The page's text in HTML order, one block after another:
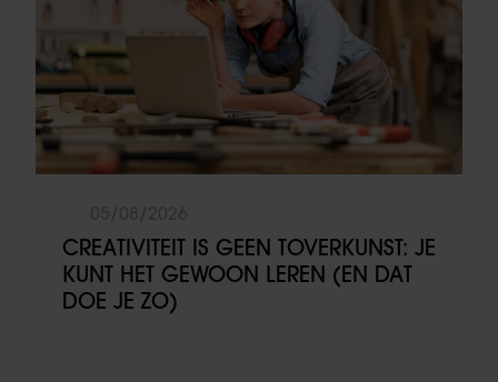
CREATIVITEIT IS GEEN TOVERKUNST: JE
KUNT HET GEWOON LEREN (EN DAT
DOE JE ZO)